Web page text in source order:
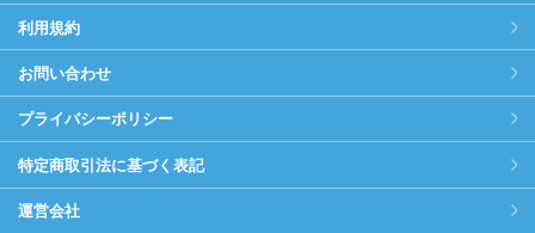
利用規約
お問い合わせ
プライバシーポリシー
特定商取引法に基づく表記
運営会社